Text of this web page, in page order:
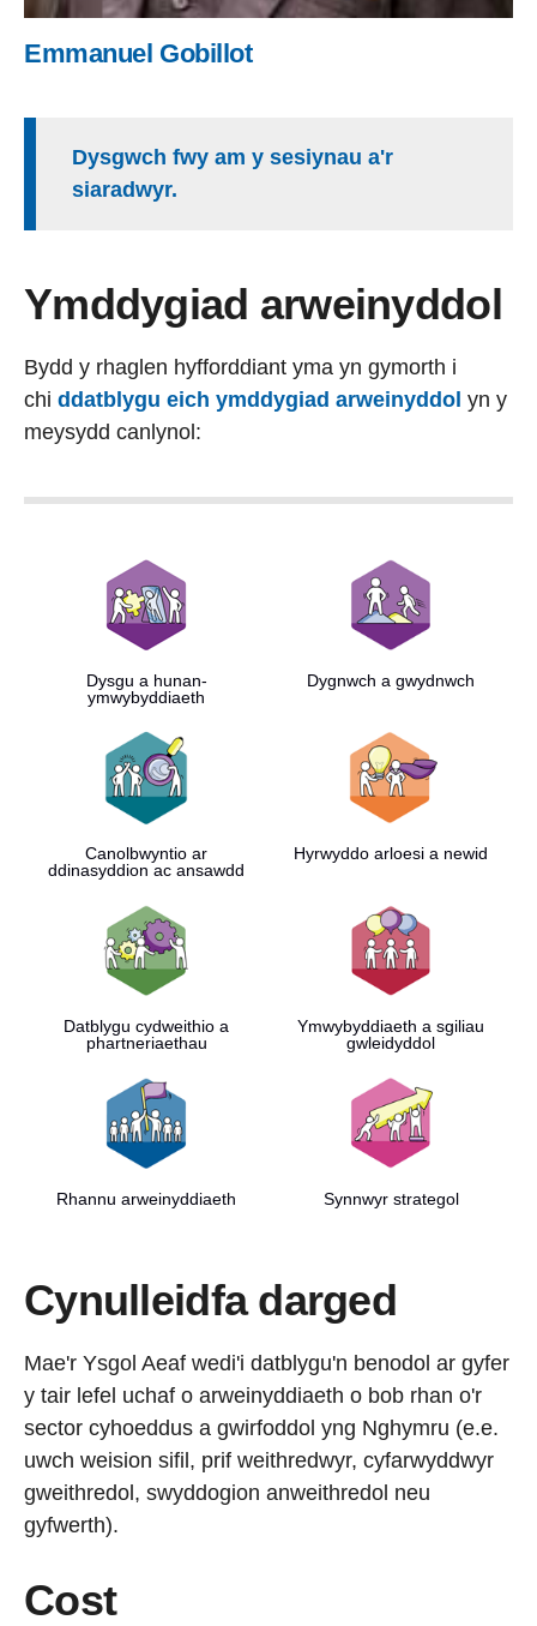
Emmanuel Gobillot
Dysgwch fwy am y sesiynau a'r
siaradwyr.
Ymddygiad arweinyddol
Bydd y rhaglen hyfforddiant yma yn gymorth i
chi ddatblygu eich ymddygiad arweinyddol yn y
meysydd canlynol:
Dysgu a hunan-
ymwybyddiaeth
Dygnwch a gwydnwch
Canolbwyntio ar
ddinasyddion ac ansawdd
Hyrwyddo arloesi a newid
Datblygu cydweithio a
phartneriaethau
Ymwybyddiaeth a sgiliau
gwleidyddol
Rhannu arweinyddiaeth Synnwyr strategol
Cynulleidfa darged
Mae'r Ysgol Aeaf wedi'i datblygu'n benodol ar gyfer
y tair lefel uchaf o arweinyddiaeth o bob rhan o'r
sector cyhoeddus a gwirfoddol yng Nghymru (e.e.
uwch weision sifil, prif weithredwyr, cyfarwyddwyr
gweithredol, swyddogion anweithredol neu
gyfwerth).
Cost